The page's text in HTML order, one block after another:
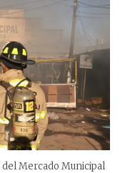
Mercado Municipal